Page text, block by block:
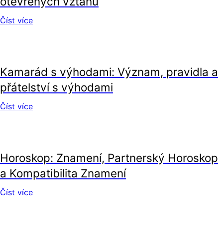
Číst více
Kamarád s výhodami: Význam, pravidla a
přátelství s výhodami
Číst více
Horoskop: Znamení, Partnerský Horoskop
a Kompatibilita Znamení
Číst více